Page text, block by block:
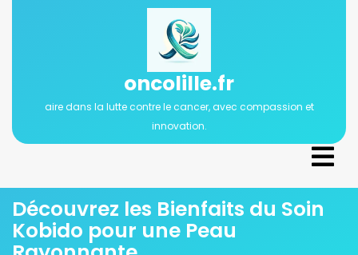
oncolille.fr
aire dans la lutte contre le cancer, avec compassion et
innovation.
Découvrez les Bienfaits du Soin
Kobido pour une Peau